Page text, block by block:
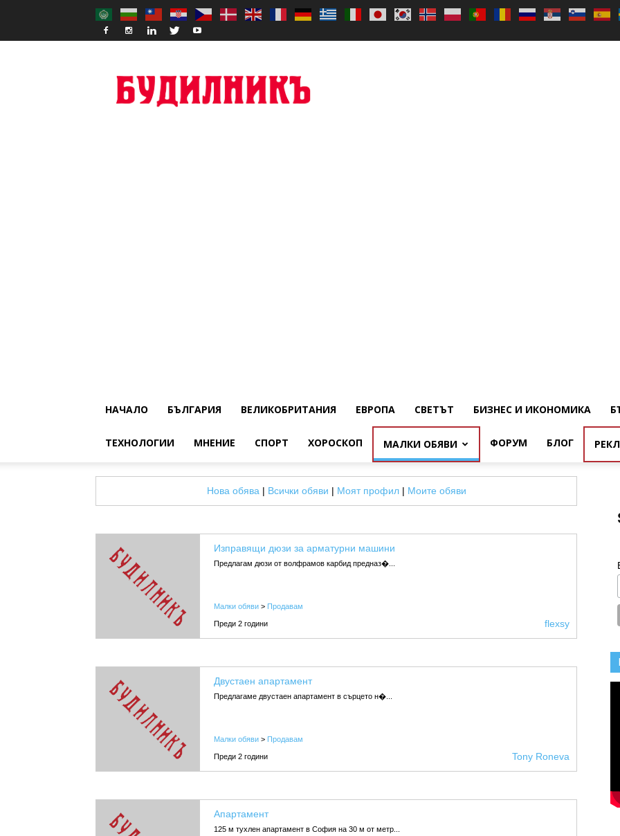
НАЧАЛО БЪЛГАРИЯ ВЕЛИКОБРИТАНИЯ ЕВРОПА СВЕТЪТ БИЗНЕС И ИКОНОМИКА
ТЕХНОЛОГИИ МНЕНИЕ СПОРТ ХОРОСКОП МАЛКИ ОБЯВИ ФОРУМ БЛОГ
Нова обява | Всички обяви | Моят профил| Моите обяви
Изправящи дюзи за арматурни машини
Предлагам дюзи от волфрамов карбид предназ�...
Малки обяви> Продавам
Преди 2 години flexsy
Двустаен апартамент
Предлагаме двустаен апартамент в сърцето н�...
Малки обяви> Продавам
Преди 2 години Tony Roneva
Апартамент
125 м тухлен апартамент в София на 30 м от метр...